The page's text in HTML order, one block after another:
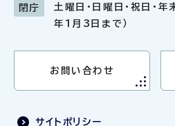
閉庁
土曜日・日曜日・祝日・
年1月3日まで）
お問い合わせ
サイトポリシー